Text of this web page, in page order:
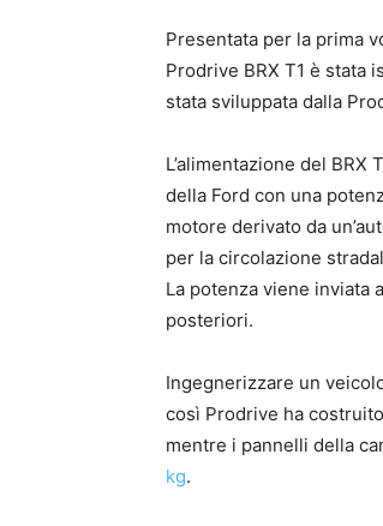
Presentata per la prima
Prodrive BRX T1 è stata
stata sviluppata dalla
L’alimentazione del
della Ford con una
motore derivato da
per la circolazione
La potenza viene inviata
posteriori.
Ingegnerizzare un
così Prodrive ha
mentre i pannelli della
kg.